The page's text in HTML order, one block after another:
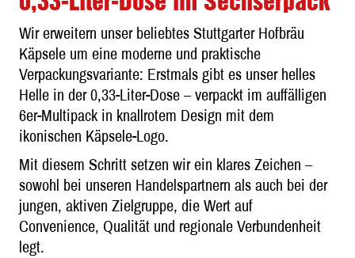
Wir erweitern unser beliebtes Stuttgarter Hofbräu
Käpsele um eine moderne und praktische
Verpackungsvariante: Erstmals gibt es unser helles
Helle in der 0,33-Liter-Dose – verpackt im auffälligen
6er-Multipack in knallrotem Design mit dem
ikonischen Käpsele-Logo.
Mit diesem Schritt setzen wir ein klares Zeichen –
sowohl bei unseren Handelspartnern als auch bei der
jungen, aktiven Zielgruppe, die Wert auf
Convenience, Qualität und regionale Verbundenheit
legt.